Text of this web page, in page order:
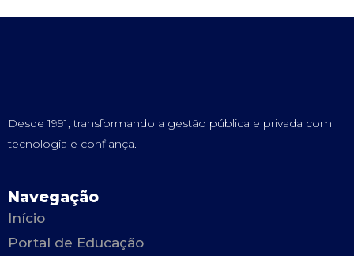
Desde 1991, transformando a gestão pública e privada com
tecnologia e confiança.
Navegação
Início
Portal de Educação